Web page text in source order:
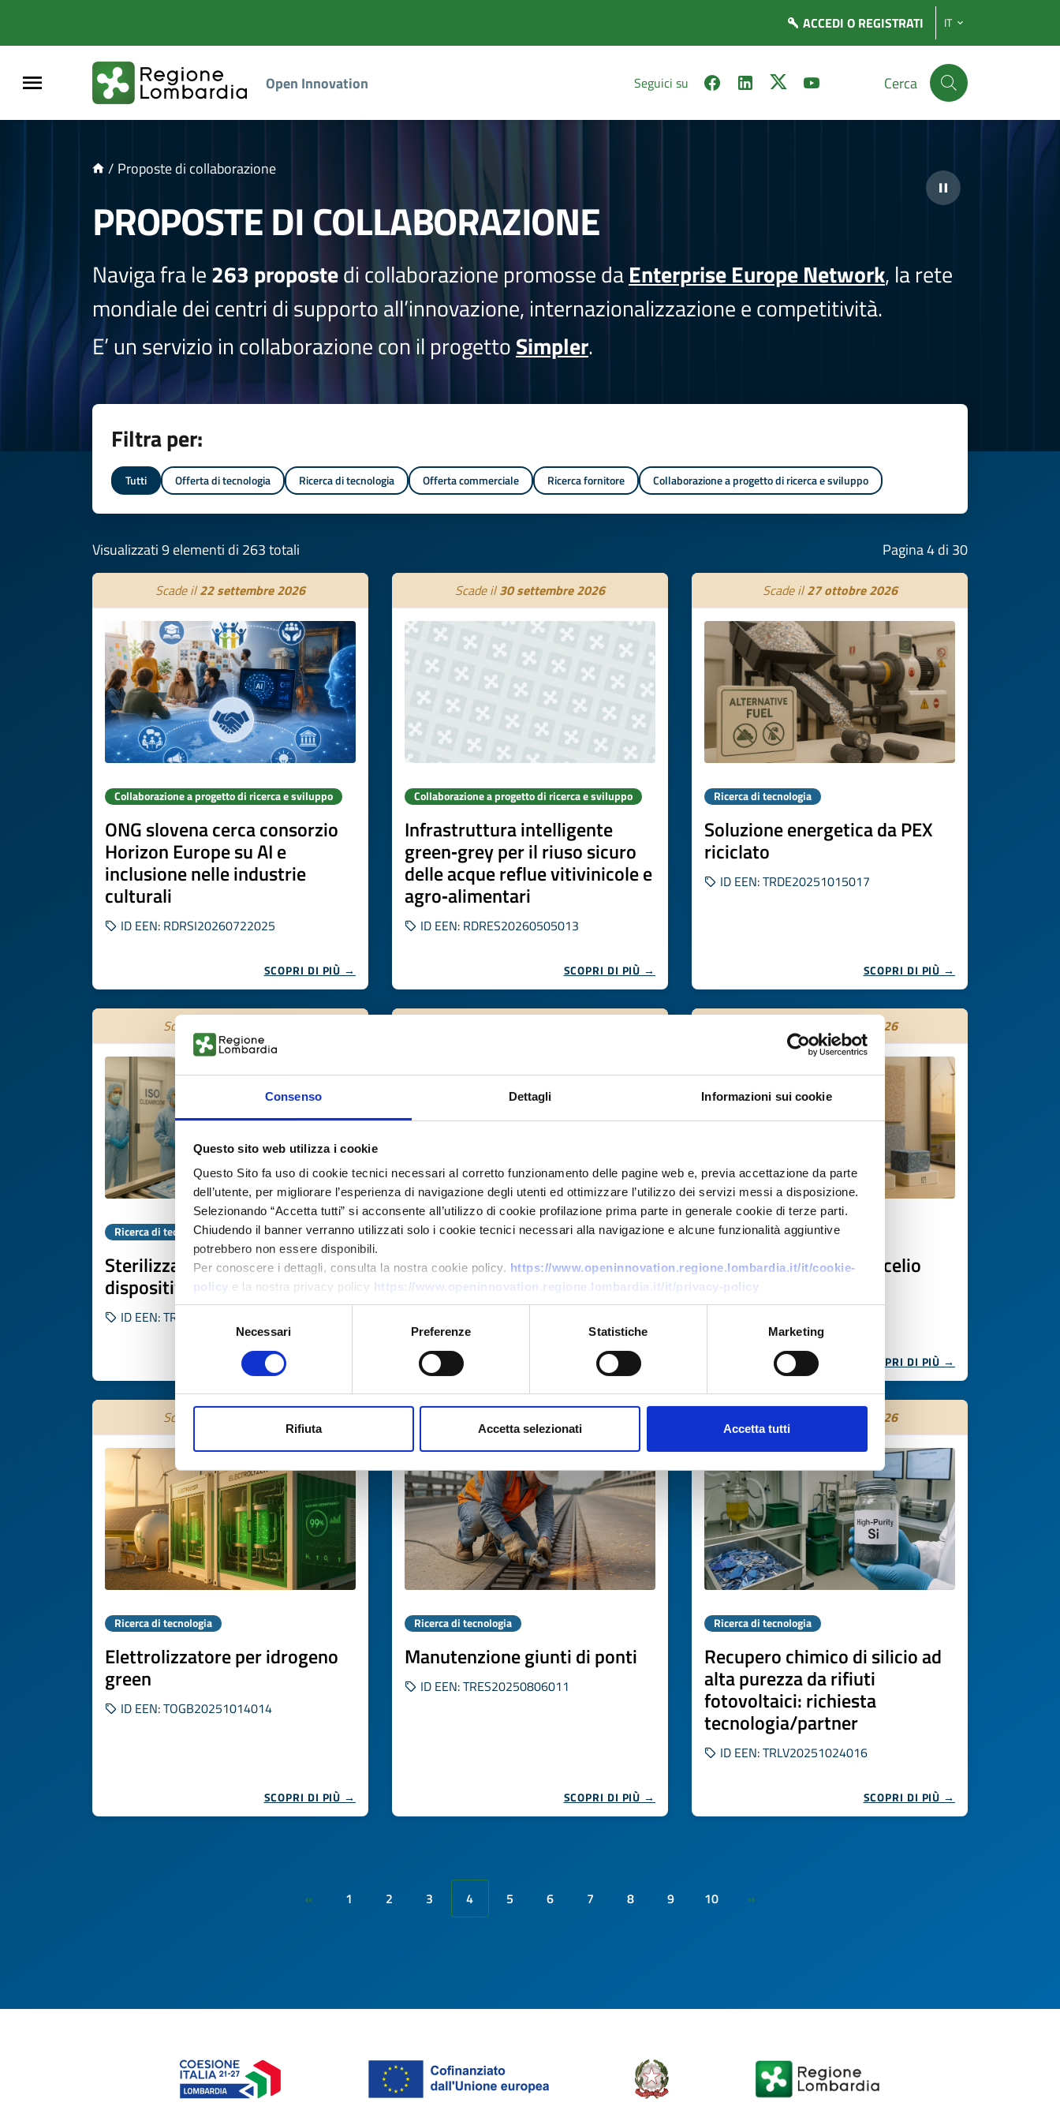
Consenso Dettagli Informazioni sui cookie
Questo sito web utilizza i cookie
Questo Sito fa uso di cookie tecnici necessari al corretto funzionamento delle pagine web e, previa accettazione da parte
dell’utente, per migliorare l’esperienza di navigazione degli utenti ed ottimizzare l’utilizzo dei servizi messi a disposizione.
Selezionando “Accetta tutti” si acconsente all’utilizzo di cookie profilazione prima parte in generale cookie di terze parti.
Chiudendo il banner verranno utilizzati solo i cookie tecnici necessari alla navigazione e alcune funzionalità aggiuntive
potrebbero non essere disponibili.
Per conoscere i dettagli, consulta la nostra cookie policy. https://www.openinnovation.regione.lombardia.it/it/cookie-
policy e la nostra privacy policy https://www.openinnovation.regione.lombardia.it/it/privacy-policy
Selezione
Necessari Preferenze Statistiche Marketing
Rifiuta Accetta selezionati Accetta tutti
ACCEDI O REGISTRATI IT
Open Innovation Seguici su Cerca
/ Proposte di collaborazione
PROPOSTE DI COLLABORAZIONE
Naviga fra le263 propostedi collaborazione promosse daEnterprise Europe Network, la rete
mondiale dei centri di supporto all’innovazione, internazionalizzazione e competitività.
E’ un servizio in collaborazione con il progettoSimpler.
Filtra per:
Tutti Offerta di tecnologia Ricerca di tecnologia Offerta commerciale Ricerca fornitore Collaborazione a progetto di ricerca e sviluppo
Visualizzati 9 elementi di 263 totali Pagina 4 di 30
Scade il22 settembre 2026
Collaborazione a progetto di ricerca e sviluppo
ONG slovena cerca consorzio
Horizon Europe su AI e
inclusione nelle industrie
culturali
ID EEN: RDRSI20260722025
SCOPRI DI PIÙ →
Scade il30 settembre 2026
Collaborazione a progetto di ricerca e sviluppo
Infrastruttura intelligente
green‑grey per il riuso sicuro
delle acque reflue vitivinicole e
agro‑alimentari
ID EEN: RDRES20260505013
SCOPRI DI PIÙ →
Scade il27 ottobre 2026
Ricerca di tecnologia
Soluzione energetica da PEX
riciclato
ID EEN: TRDE20251015017
SCOPRI DI PIÙ →
Scade il
Ricerca di tecnologia
Sterilizzazione X-ray per
dispositivi medici
ID EEN: TRFR20251013012
SCOPRI DI PIÙ →
Ricerca di tecnologia
Micro-fabbrica per moda
sostenibile
SCOPRI DI PIÙ →
27 ottobre 2026
Offerta di tecnologia
Pannelli acustici da micelio
ID EEN: TOTR20250908014
SCOPRI DI PIÙ →
Scade il
Ricerca di tecnologia
Elettrolizzatore per idrogeno
green
ID EEN: TOGB20251014014
SCOPRI DI PIÙ →
Ricerca di tecnologia
Manutenzione giunti di ponti
ID EEN: TRES20250806011
SCOPRI DI PIÙ →
28 ottobre 2026
Ricerca di tecnologia
Recupero chimico di silicio ad
alta purezza da rifiuti
fotovoltaici: richiesta
tecnologia/partner
ID EEN: TRLV20251024016
SCOPRI DI PIÙ →
« 1 2 3 4 5 6 7 8 9 10 »